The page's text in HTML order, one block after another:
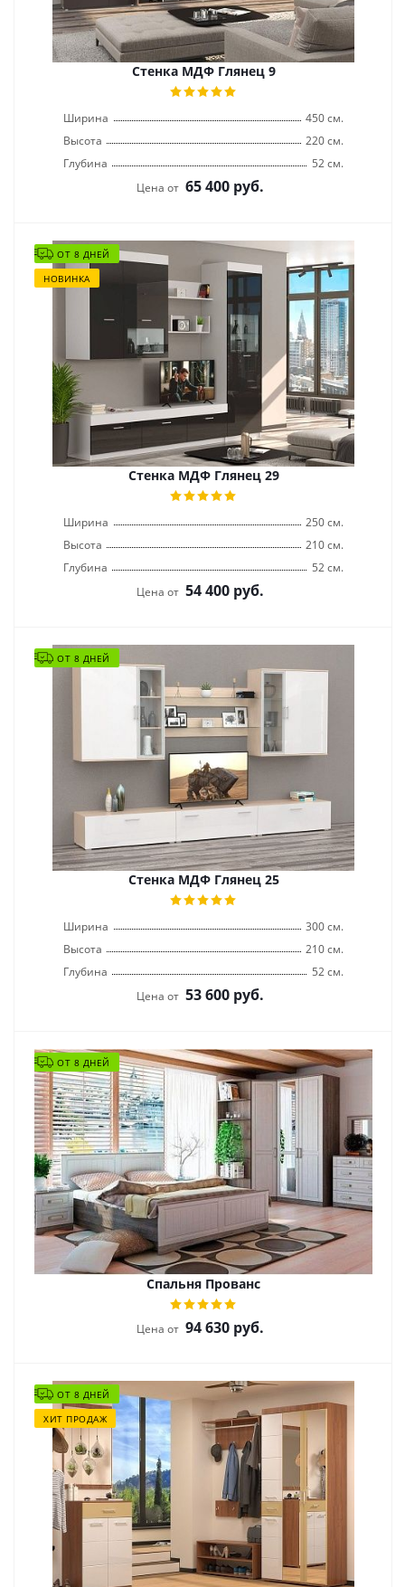
Стенка МДФ Глянец 9
Ширина
450 см.
Высота
220 см.
Глубина
52 см.
Цена от 65 400 руб.
ОТ 8 ДНЕЙ
НОВИНКА
Стенка МДФ Глянец 29
Ширина
250 см.
Высота
210 см.
Глубина
52 см.
Цена от 54 400 руб.
ОТ 8 ДНЕЙ
Стенка МДФ Глянец 25
Ширина
300 см.
Высота
210 см.
Глубина
52 см.
Цена от 53 600 руб.
ОТ 8 ДНЕЙ
Спальня Прованс
Цена от 94 630 руб.
ОТ 8 ДНЕЙ
ХИТ ПРОДАЖ